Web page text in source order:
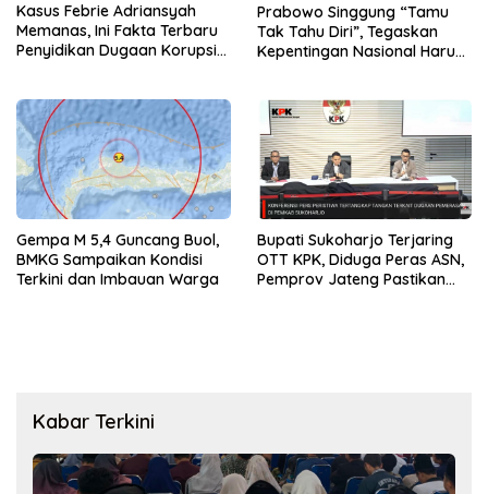
Kasus Febrie Adriansyah
Memanas, Ini Fakta Terbaru
Penyidikan Dugaan Korupsi
Prabowo Singgung “Tamu
Tak Tahu Diri”, Tegaskan
Kepentingan Nasional Harus
Gempa M 5,4 Guncang Buol,
BMKG Sampaikan Kondisi
Terkini dan Imbauan Warga
Bupati Sukoharjo Terjaring
OTT KPK, Diduga Peras ASN,
Pemprov Jateng Pastikan
Kabar Terkini